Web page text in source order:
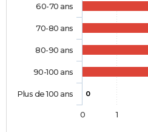
0
60-70 ans
70-80 ans
80-90 ans
90-100 ans
Plus de 100 ans
0 1